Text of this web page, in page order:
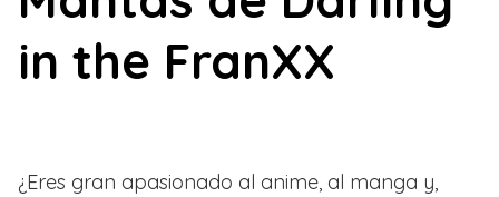
in the FranXX
¿Eres gran apasionado al anime, al manga y,